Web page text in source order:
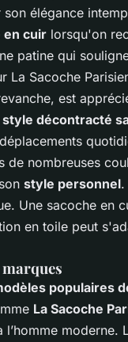
élégance
en cuir lorsqu'on
patine qui
La Sacoche
est
style décontracté
de nombreuses
style personnel.
Une sacoche en
en toile peut
populaires
La Sacoche
moderne.